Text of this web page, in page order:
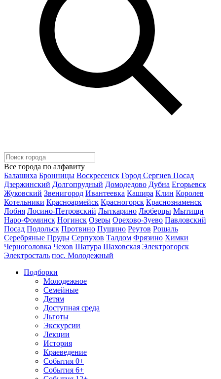
Все города по алфавиту
Балашиха Бронницы Воскресенск Город Сергиев Посад
Дзержинский Долгопрудный Домодедово Дубна Егорьевск
Жуковский Звенигород Ивантеевка Кашира Клин Королев
Котельники Красноармейск Красногорск Краснознаменск
Лобня Лосино-Петровский Лыткарино Люберцы Мытищи
Наро-Фоминск Ногинск Озеры Орехово-Зуево Павловский
Посад Подольск Протвино Пущино Реутов Рошаль
Серебряные Пруды Серпухов Талдом Фрязино Химки
Черноголовка Чехов Шатура Шаховская Электрогорск
Электросталь пос. Молодежный
Подборки
Молодежное
Семейные
Детям
Доступная среда
Льготы
Экскурсии
Лекции
История
Краеведение
События 0+
События 6+